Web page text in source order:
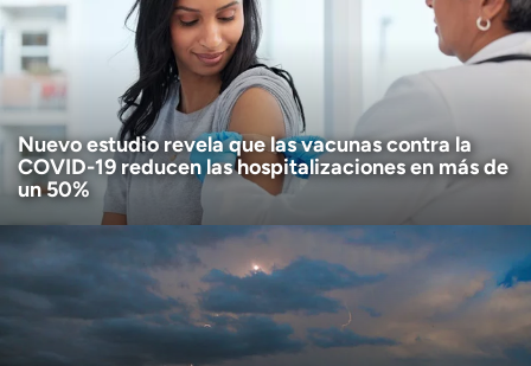
Nuevo estudio revela que las vacunas contra la
COVID-19 reducen las hospitalizaciones en más de
un 50%